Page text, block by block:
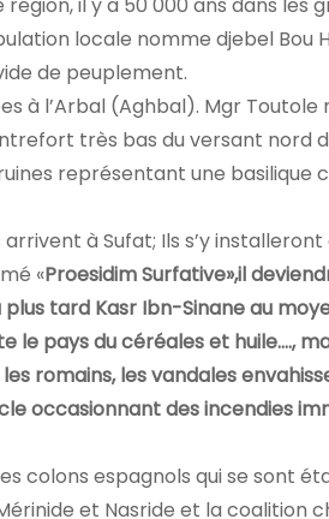
locale nomme djebel Bou
de peuplement.
à l’Arbal (Aghbal). Mgr
très bas du versant nord
représentant une
arrivent à Sufat; Ils s’y
«Proesidim Surfative»,il
tard Kasr Ibn-Sinane au
le pays du céréales et huile….,
romains, les vandales
occasionnant des incendies
colons espagnols qui se sont
et Nasride et la coalition